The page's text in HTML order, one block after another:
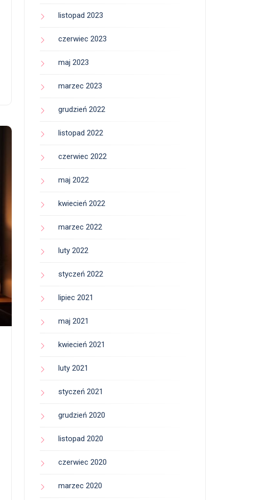
listopad 2023
czerwiec 2023
maj 2023
marzec 2023
grudzień 2022
listopad 2022
czerwiec 2022
maj 2022
kwiecień 2022
marzec 2022
luty 2022
styczeń 2022
lipiec 2021
maj 2021
kwiecień 2021
luty 2021
styczeń 2021
grudzień 2020
listopad 2020
czerwiec 2020
marzec 2020